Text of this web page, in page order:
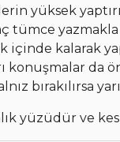
yüksek
tümce
içinde kalarak
konuşmalar
bırakılırsa
yüzüdür ve